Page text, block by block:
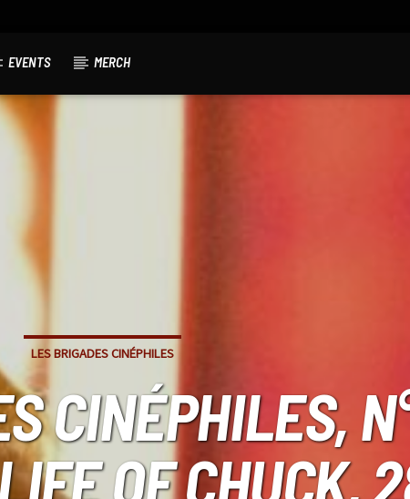
EVENTS MERCH
LES BRIGADES CINÉPHILES
CINÉPHILES,
OF CHUCK,